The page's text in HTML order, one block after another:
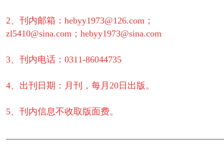
2、刊内邮箱：hebyy1973@126.com；
zl5410@sina.com； hebyy1973@sina.com
3、刊内电话：0311-86044735
4、出刊日期：月刊，每月20日出版。
5、刊内信息不收取版面费。